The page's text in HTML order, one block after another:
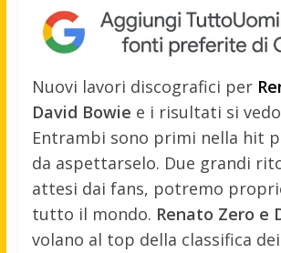
Nuovi lavori discografici per
David Bowie e i risultati si
Entrambi sono primi nella hit
da aspettarselo. Due grandi
attesi dai fans, potremo
tutto il mondo. Renato Zero e
volano al top della classifica